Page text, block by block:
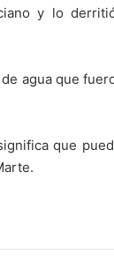
y lo
agua que
que